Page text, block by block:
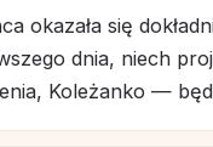
okazała się
dnia, niech
Koleżanko —